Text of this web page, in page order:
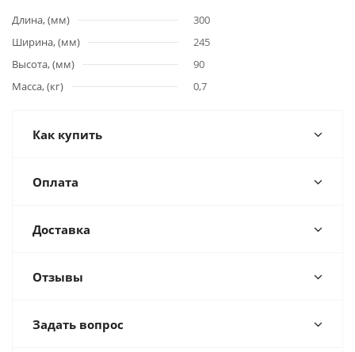
Длина, (мм)
300
Ширина, (мм)
245
Высота, (мм)
90
Масса, (кг)
0,7
Как купить
Оплата
Доставка
Отзывы
Задать вопрос